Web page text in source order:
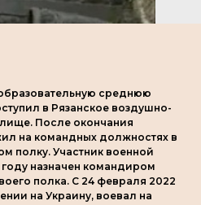
среднюю
в Рязанское воздушно-
После окончания
на командных должностях в
полку. Участник военной
назначен командиром
полка. С 24 февраля 2022
на Украину, воевал на